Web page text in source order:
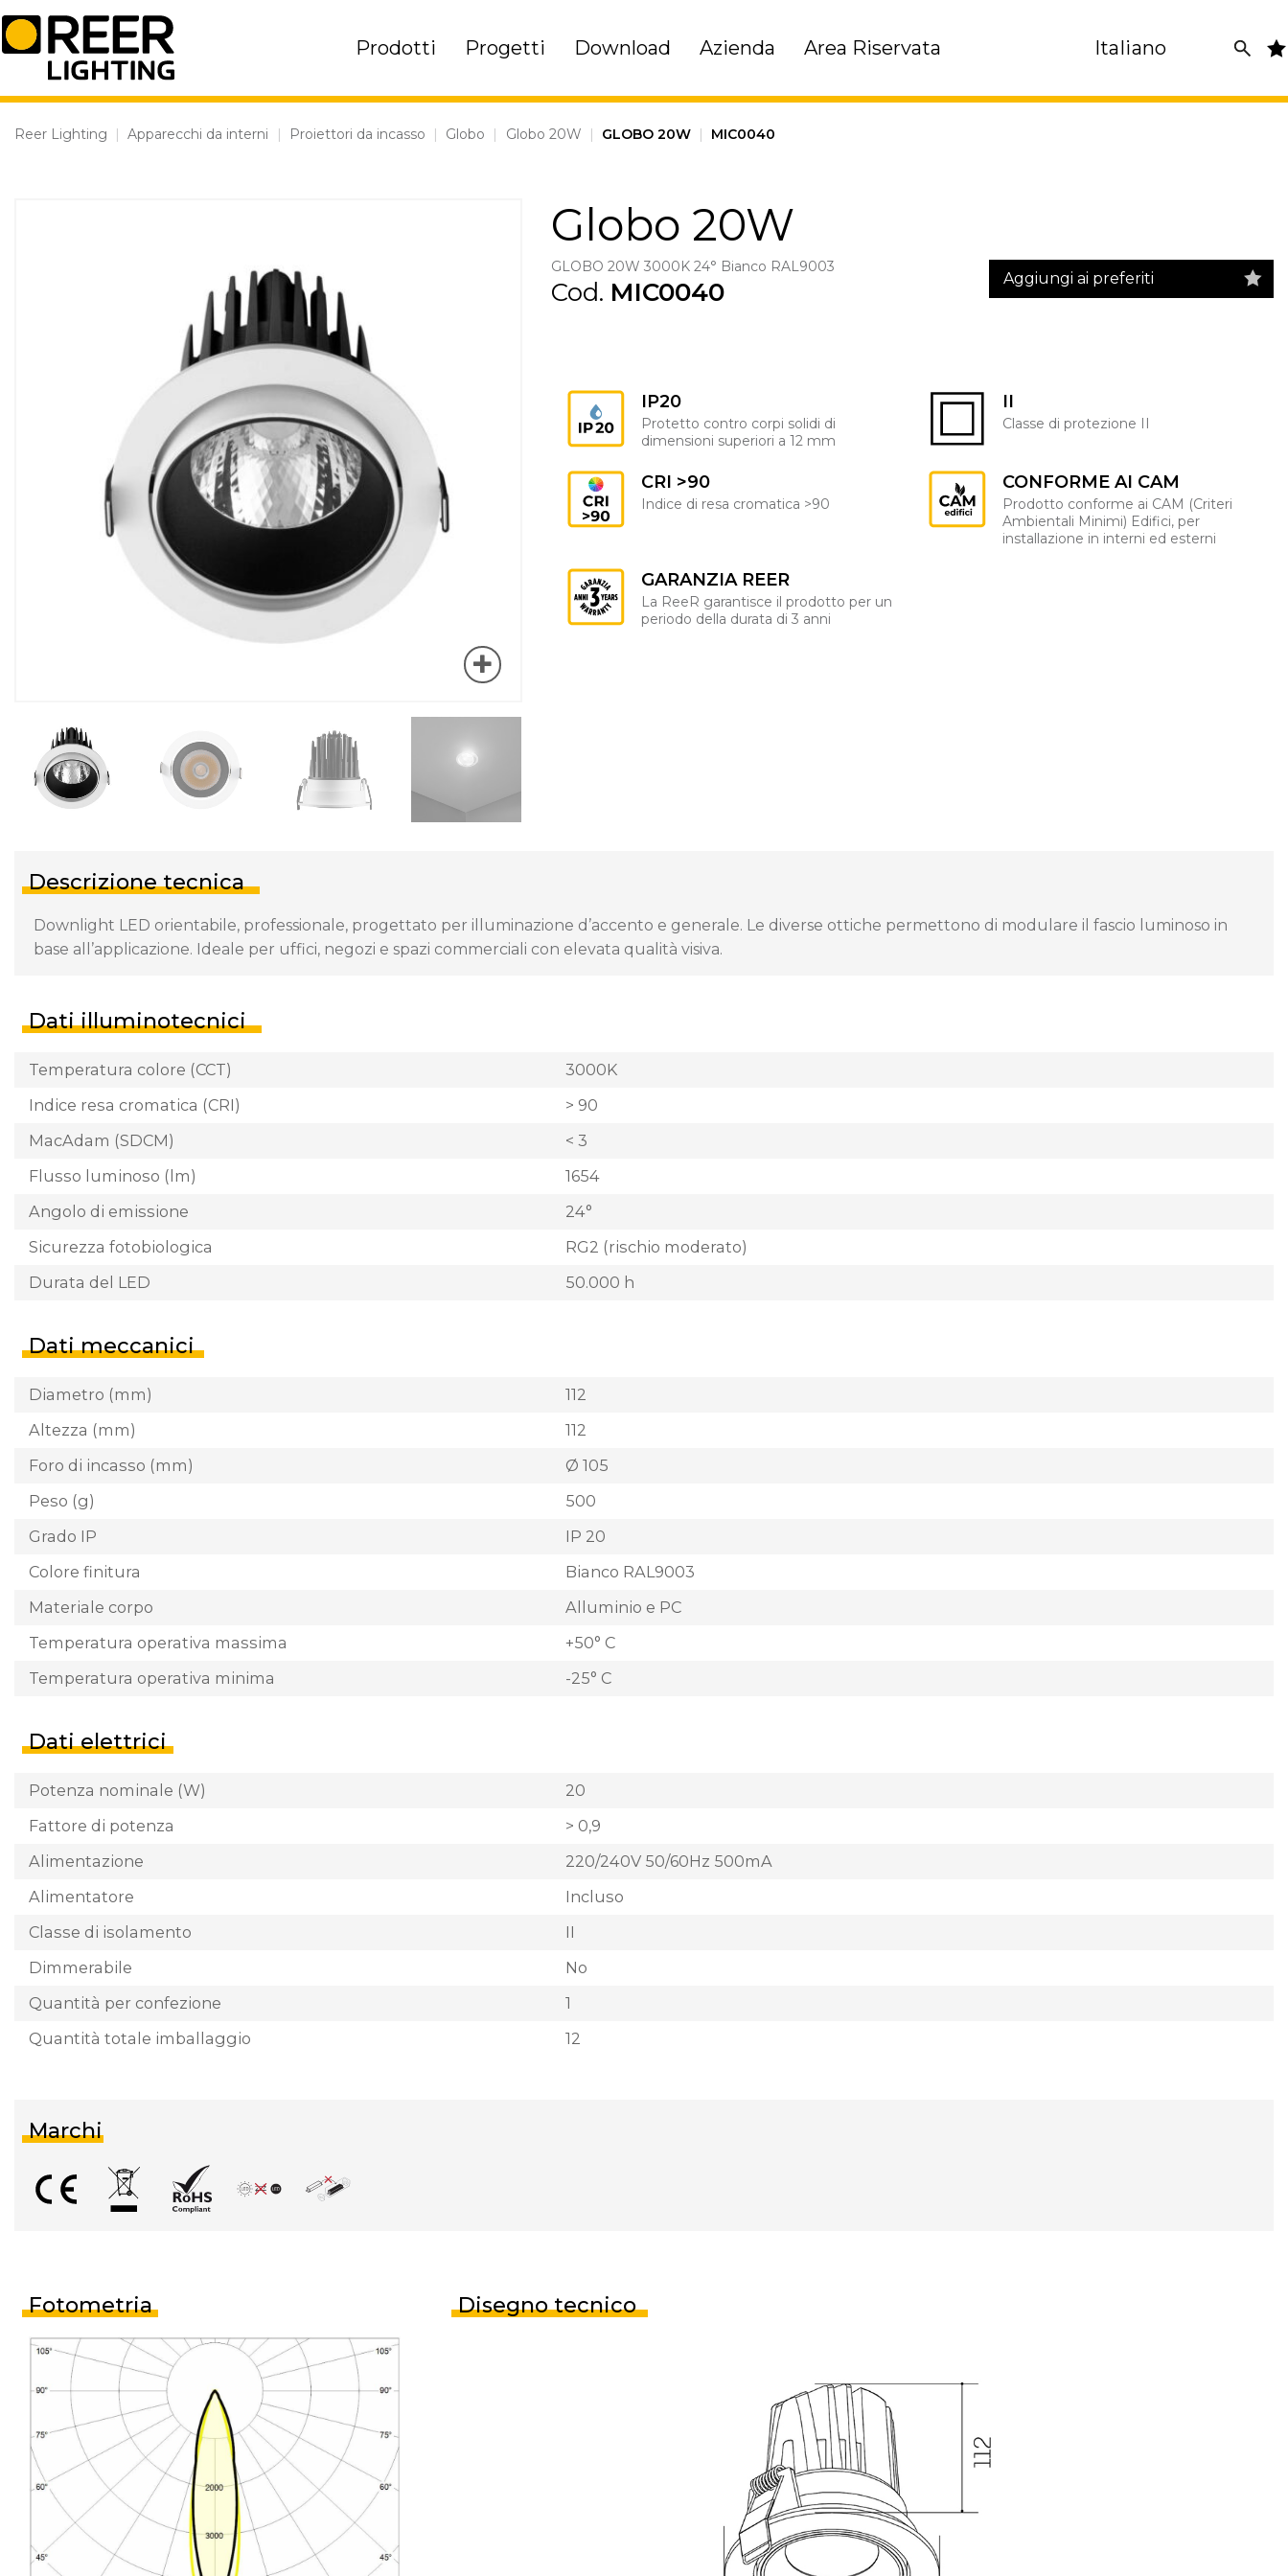
Skip
to
content
Prodotti Progetti Download Azienda Area Riservata Italiano
Reer Lighting | Apparecchi da interni | Proiettori da incasso | Globo | Globo 20W | GLOBO 20W | MIC0040
Globo 20W
GLOBO 20W 3000K 24° Bianco RAL9003
Cod. MIC0040 Aggiungi ai preferiti
IP20
Protetto contro corpi solidi di
dimensioni superiori a 12 mm
II
Classe di protezione II
CRI >90
Indice di resa cromatica >90
CONFORME AI CAM
Prodotto conforme ai CAM (Criteri
Ambientali Minimi) Edifici, per
installazione in interni ed esterni
GARANZIA REER
La ReeR garantisce il prodotto per un
periodo della durata di 3 anni
Descrizione tecnica
Downlight LED orientabile, professionale, progettato per illuminazione d’accento e generale. Le diverse ottiche permettono di modulare il fascio luminoso in
base all’applicazione. Ideale per uffici, negozi e spazi commerciali con elevata qualità visiva.
Dati illuminotecnici
Temperatura colore (CCT)
3000K
Indice resa cromatica (CRI)
> 90
MacAdam (SDCM)
< 3
Flusso luminoso (lm)
1654
Angolo di emissione
24°
Sicurezza fotobiologica
RG2 (rischio moderato)
Durata del LED
50.000 h
Dati meccanici
Diametro (mm)
112
Altezza (mm)
112
Foro di incasso (mm)
Ø 105
Peso (g)
500
Grado IP
IP 20
Colore finitura
Bianco RAL9003
Materiale corpo
Alluminio e PC
Temperatura operativa massima
+50° C
Temperatura operativa minima
-25° C
Dati elettrici
Potenza nominale (W)
20
Fattore di potenza
> 0,9
Alimentazione
220/240V 50/60Hz 500mA
Alimentatore
Incluso
Classe di isolamento
II
Dimmerabile
No
Quantità per confezione
1
Quantità totale imballaggio
12
Marchi
Fotometria Disegno tecnico